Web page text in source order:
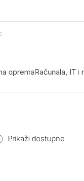
opremaRačunala, IT i
Prikaži dostupne